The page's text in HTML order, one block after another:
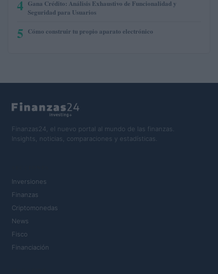
4 Gana Crédito: Análisis Exhaustivo de Funcionalidad y
Seguridad para Usuarios
5 Cómo construir tu propio aparato electrónico
Finanzas24, el nuevo portal al mundo de las finanzas.
Insights, noticias, comparaciones y estadísticas.
Inversiones
Finanzas
Criptomonedas
News
Fisco
Financiación